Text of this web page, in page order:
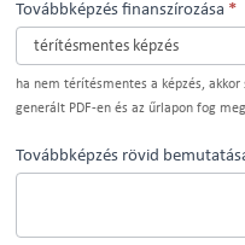
Továbbképzés finanszírozása *
Továbbképzés
finanszírozása
ha nem térítésmentes a képzés,
generált PDF-en és az űrlapon fog
Továbbképzés rövid